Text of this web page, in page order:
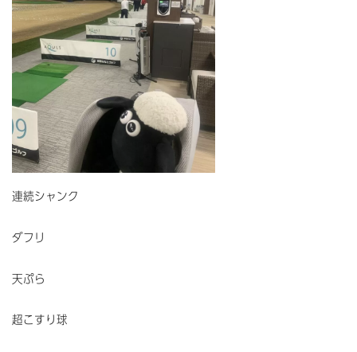
連続シャンク
ダフリ
天ぷら
超こすり球